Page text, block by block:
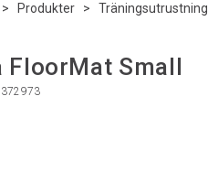
> Produkter > Träningsutrustning
FloorMat Small
372973